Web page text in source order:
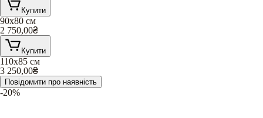
Купити
90х80 см
2 750,00₴
Купити
110х85 см
3 250,00₴
Повідомити про наявність
-20%